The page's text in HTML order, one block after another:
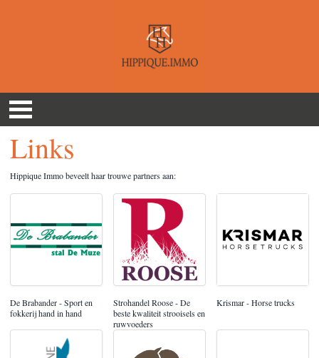
Links
Hippique Immo beveelt haar trouwe partners aan:
De Brabander - Sport en
fokkerij hand in hand
Strohandel Roose - De
beste kwaliteit strooisels en
ruwvoeders
Krismar - Horse trucks